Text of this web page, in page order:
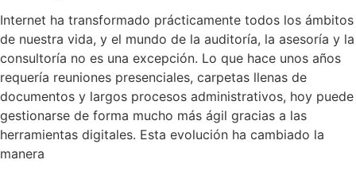
Internet ha transformado prácticamente todos los ámbitos
de nuestra vida, y el mundo de la auditoría, la asesoría y la
consultoría no es una excepción. Lo que hace unos años
requería reuniones presenciales, carpetas llenas de
documentos y largos procesos administrativos, hoy puede
gestionarse de forma mucho más ágil gracias a las
herramientas digitales. Esta evolución ha cambiado la
manera